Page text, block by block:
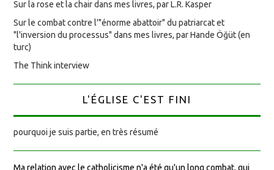
Sur la rose et la chair dans mes livres, par L.R. Kasper
Sur le combat contre l'"énorme abattoir" du patriarcat et
"l'inversion du processus" dans mes livres, par Hande Öğüt (en
turc)
The Think interview
L'ÉGLISE C'EST FINI
pourquoi je suis partie, en très résumé
Ma relation avec le catholicisme n'a été qu'un long combat, qui